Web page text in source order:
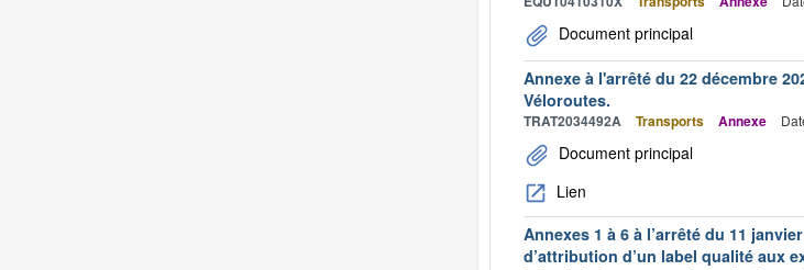
Document principal
Annexe à l'arrêté du 22 décembre
Véloroutes.
TRAT2034492A Transports Annexe
Document principal
Lien
Annexes 1 à 6 à l’arrêté du 11
d’attribution d’un label qualité aux